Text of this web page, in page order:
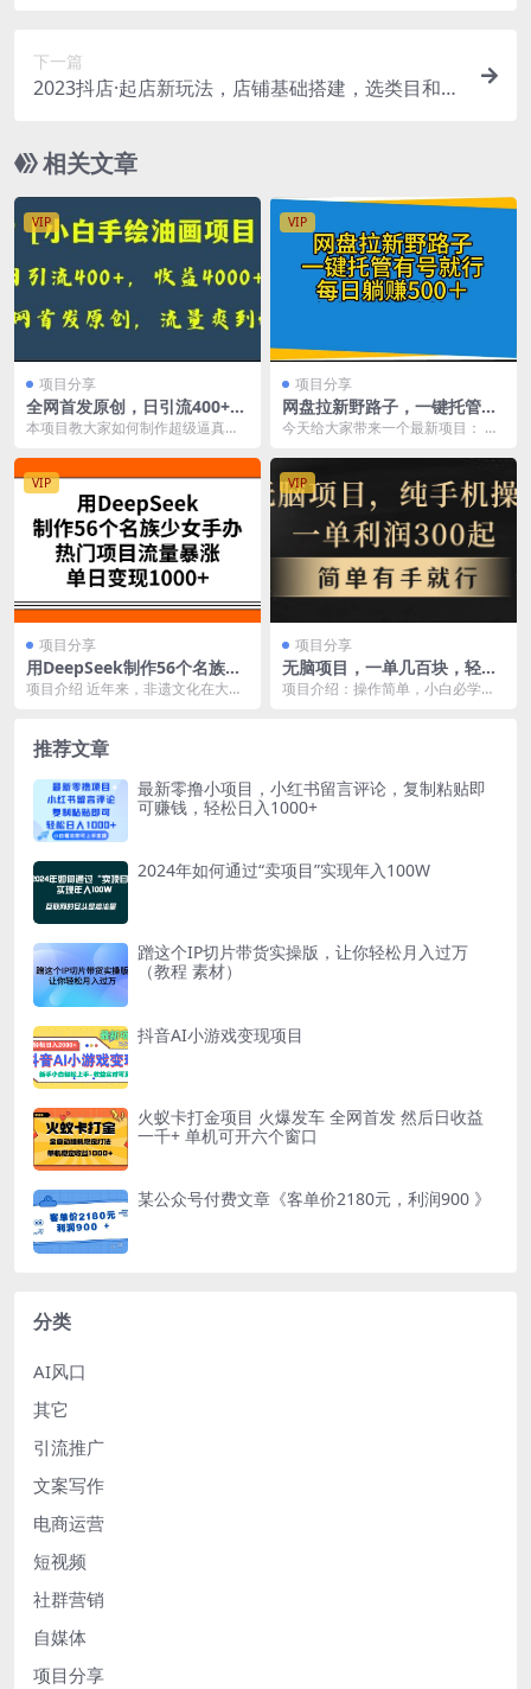
下一篇
2023抖店·起店新玩法，店铺基础搭建，选类目和单
相关文章
VIP
项目分享
全网首发原创，日引流400+，
收益4000+，小白手绘油画项
本项目教大家如何制作超级逼真的
大家如何制作精美的...
VIP
项目分享
网盘拉新野路子，一键托管有
号就行，全自动代发视频，每
今天给大家带来一个最新项目： 网
行，全自动代发视频，...
VIP
项目分享
用DeepSeek制作56个名族少
女手办，热门项目流量暴涨，
项目介绍 近年来，非遗文化在大众
VIP
项目分享
无脑项目，一单几百块，轻松
月入5w+，看完就能直接操作
项目介绍：操作简单，小白必学，
推荐文章
最新零撸小项目，小红书留言评论，复制粘贴即
可赚钱，轻松日入1000+
2024年如何通过“卖项目”实现年入100W
蹭这个IP切片带货实操版，让你轻松月入过万
（教程 素材）
抖音AI小游戏变现项目
火蚁卡打金项目 火爆发车 全网首发 然后日收益
一千+ 单机可开六个窗口
某公众号付费文章《客单价2180元，利润900 》
分类
AI风口
其它
引流推广
文案写作
电商运营
短视频
社群营销
自媒体
项目分享